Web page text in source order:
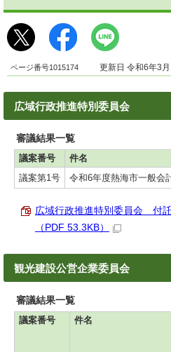
ページ番号1015174 更新日 令和6年3月
広域行政推進特別委員会
審議結果一覧
議案番号
件名
議案第1号
令和6年度熱海市一般会
広域行政推進特別委員会 付
（PDF 53.3KB）
観光建設公営企業委員会
審議結果一覧
議案番号
件名